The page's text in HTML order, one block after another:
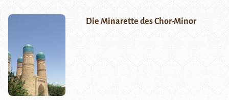
Die Minarette des Chor-Minor